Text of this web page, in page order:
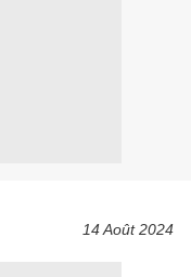
14 Août 2024